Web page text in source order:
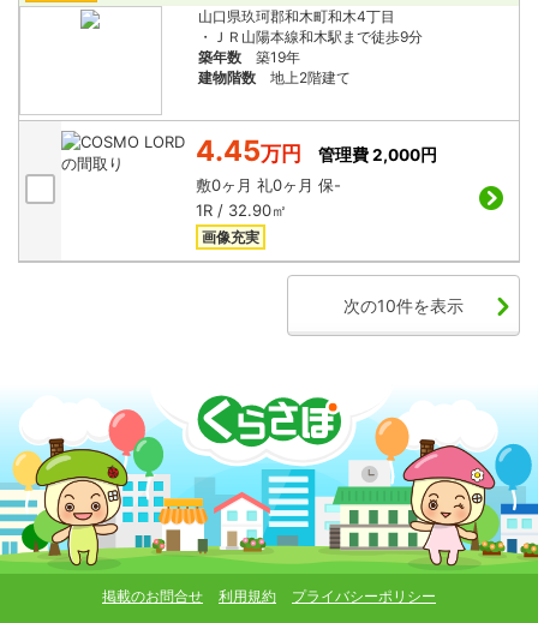
山口県玖珂郡和木町和木4丁目
・ＪＲ山陽本線和木駅まで徒歩9分
築年数
築19年
建物階数
地上2階建て
4.45万円
管理費 2,000円
敷0ヶ月 礼0ヶ月 保-
1R / 32.90㎡
画像充実
次の10件を表示
掲載のお問合せ 利用規約
プライバシーポリシー